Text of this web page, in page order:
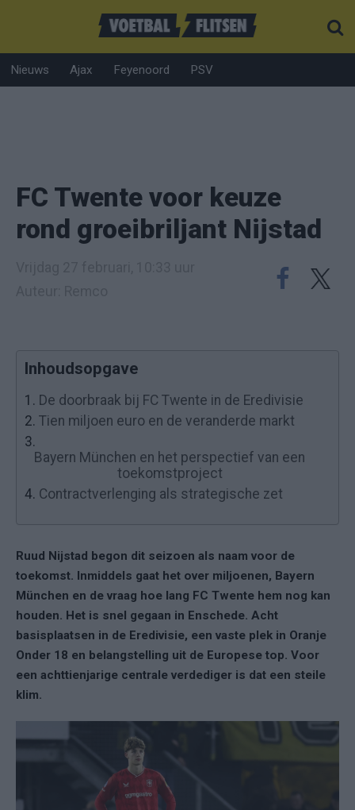
Nieuws Ajax Feyenoord PSV
FC Twente voor keuze
rond groeibriljant Nijstad
Inhoudsopgave
1. De doorbraak bij FC Twente in de Eredivisie
2. Tien miljoen euro en de veranderde markt
3.
Bayern München en het perspectief van een
toekomstproject
4. Contractverlenging als strategische zet
Ruud Nijstad begon dit seizoen als naam voor de
toekomst. Inmiddels gaat het over miljoenen, Bayern
München en de vraag hoe lang FC Twente hem nog kan
houden. Het is snel gegaan in Enschede. Acht
basisplaatsen in de Eredivisie, een vaste plek in Oranje
Onder 18 en belangstelling uit de Europese top. Voor
een achttienjarige centrale verdediger is dat een steile
klim.